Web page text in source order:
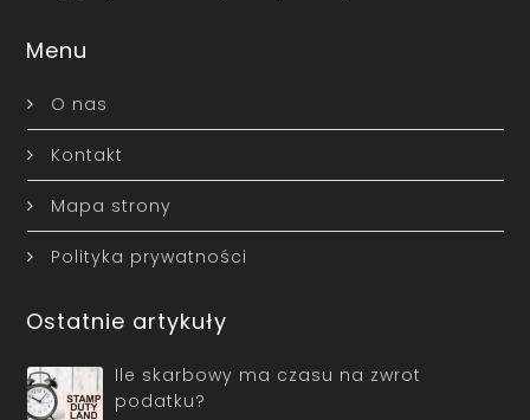
Menu
O nas
Kontakt
Mapa strony
Polityka prywatności
Ostatnie artykuły
Ile skarbowy ma czasu na zwrot
podatku?